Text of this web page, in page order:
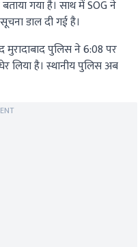
गया है। साथ में SOG ने
डाल दी गई है।
पुलिस ने 6:08 पर
लिया है। स्थानीय पुलिस अब